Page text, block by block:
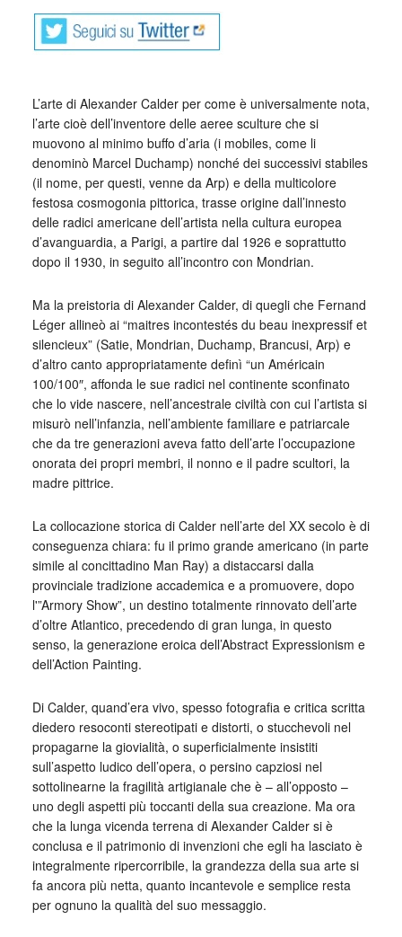
L’arte di Alexander Calder per come è universalmente nota,
l’arte cioè dell’inventore delle aeree sculture che si
muovono al minimo buffo d’aria (i mobiles, come li
denominò Marcel Duchamp) nonché dei successivi stabiles
(il nome, per questi, venne da Arp) e della multicolore
festosa cosmogonia pittorica, trasse origine dall’innesto
delle radici americane dell’artista nella cultura europea
d’avanguardia, a Parigi, a partire dal 1926 e soprattutto
dopo il 1930, in seguito all’incontro con Mondrian.
Ma la preistoria di Alexander Calder, di quegli che Fernand
Léger allineò ai “maitres incontestés du beau inexpressif et
silencieux” (Satie, Mondrian, Duchamp, Brancusi, Arp) e
d’altro canto appropriatamente definì “un Américain
100/100″, affonda le sue radici nel continente sconfinato
che lo vide nascere, nell’ancestrale civiltà con cui l’artista si
misurò nell’infanzia, nell’ambiente familiare e patriarcale
che da tre generazioni aveva fatto dell’arte l’occupazione
onorata dei propri membri, il nonno e il padre scultori, la
madre pittrice.
La collocazione storica di Calder nell’arte del XX secolo è di
conseguenza chiara: fu il primo grande americano (in parte
simile al concittadino Man Ray) a distaccarsi dalla
provinciale tradizione accademica e a promuovere, dopo
l'”Armory Show”, un destino totalmente rinnovato dell’arte
d’oltre Atlantico, precedendo di gran lunga, in questo
senso, la generazione eroica dell’Abstract Expressionism e
dell’Action Painting.
Di Calder, quand’era vivo, spesso fotografia e critica scritta
diedero resoconti stereotipati e distorti, o stucchevoli nel
propagarne la giovialità, o superficialmente insistiti
sull’aspetto ludico dell’opera, o persino capziosi nel
sottolinearne la fragilità artigianale che è – all’opposto –
uno degli aspetti più toccanti della sua creazione. Ma ora
che la lunga vicenda terrena di Alexander Calder si è
conclusa e il patrimonio di invenzioni che egli ha lasciato è
integralmente ripercorribile, la grandezza della sua arte si
fa ancora più netta, quanto incantevole e semplice resta
per ognuno la qualità del suo messaggio.